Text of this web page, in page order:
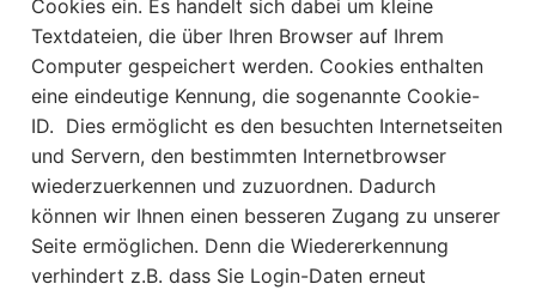
Cookies ein. Es handelt sich dabei um kleine
Textdateien, die über Ihren Browser auf Ihrem
Computer gespeichert werden. Cookies enthalten
eine eindeutige Kennung, die sogenannte Cookie-
ID. Dies ermöglicht es den besuchten Internetseiten
und Servern, den bestimmten Internetbrowser
wiederzuerkennen und zuzuordnen. Dadurch
können wir Ihnen einen besseren Zugang zu unserer
Seite ermöglichen. Denn die Wiedererkennung
verhindert z.B. dass Sie Login-Daten erneut